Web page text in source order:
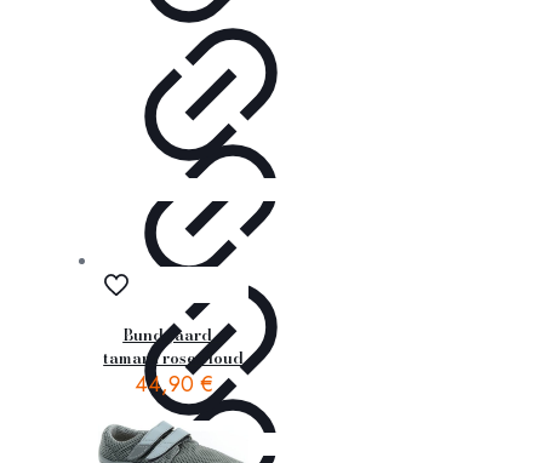
Bundgaard –
tamara rose cloud
44,90€